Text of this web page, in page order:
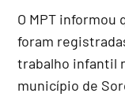
O MPT informou
foram
trabalho infantil
município de